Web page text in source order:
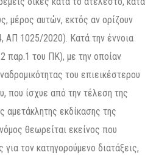
μέρος αυτών, εκτός αν ορίζουν
ΑΠ 1025/2020). Κατά την έννοια
παρ.1 του ΠΚ), με την οποίαν
του επιεικέστερου
που ίσχυε από την τέλεση της
αμετάκλητης εκδίκασης της
θεωρείται εκείνος που
τον κατηγορούμενο διατάξεις,